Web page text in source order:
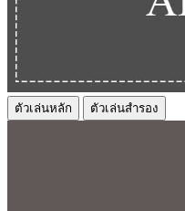
ตัวเล่นหลัก ตัวเล่นสำรอง